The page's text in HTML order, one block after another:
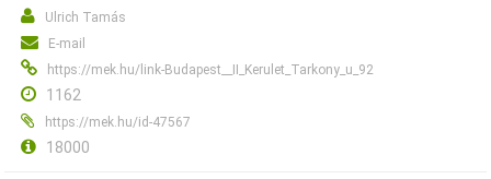
Ulrich Tamás
E-mail
https://mek.hu/link-Budapest__II_Kerulet_Tarkony_u_92
1162
https://mek.hu/id-47567
18000